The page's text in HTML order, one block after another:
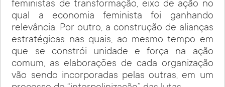
feministas de transformação, eixo de ação no
qual a economia feminista foi ganhando
relevância. Por outro, a construção de alianças
estratégicas nas quais, ao mesmo tempo em
que se constrói unidade e força na ação
comum, as elaborações de cada organização
vão sendo incorporadas pelas outras, em um